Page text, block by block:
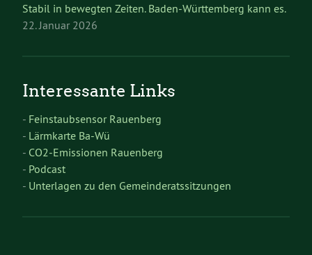
Stabil in bewegten Zeiten. Baden-Württemberg kann es.
22. Januar 2026
Interessante Links
- Feinstaubsensor Rauenberg
- Lärmkarte Ba-Wü
- CO2-Emissionen Rauenberg
- Podcast
- Unterlagen zu den Gemeinderatssitzungen